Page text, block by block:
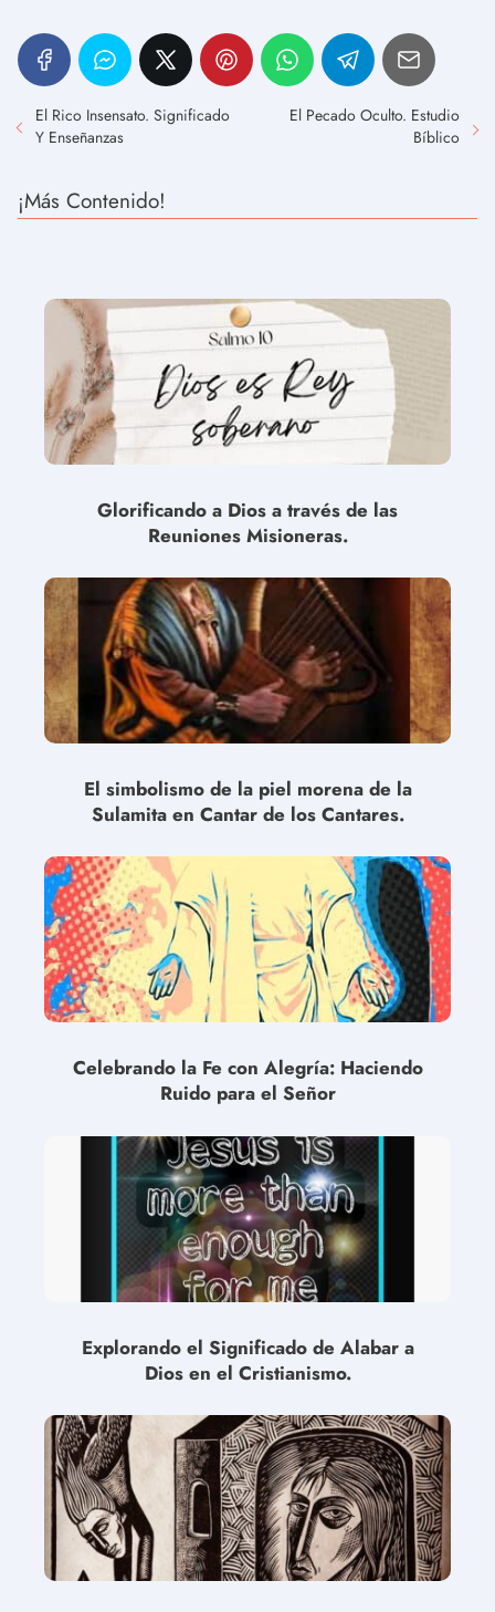
El Rico Insensato. Significado
Y Enseñanzas
El Pecado Oculto. Estudio
Bíblico
¡Más Contenido!
Glorificando a Dios a través de las
Reuniones Misioneras.
El simbolismo de la piel morena de la
Sulamita en Cantar de los Cantares.
Celebrando la Fe con Alegría: Haciendo
Ruido para el Señor
Explorando el Significado de Alabar a
Dios en el Cristianismo.